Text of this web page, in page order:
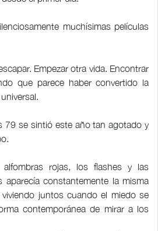
muchísimas películas
Empezar otra vida. Encontrar
que parece haber convertido la
79 se sintió este año tan agotado y
rojas, los flashes y las
aparecía constantemente la misma
juntos cuando el miedo se
contemporánea de mirar a los